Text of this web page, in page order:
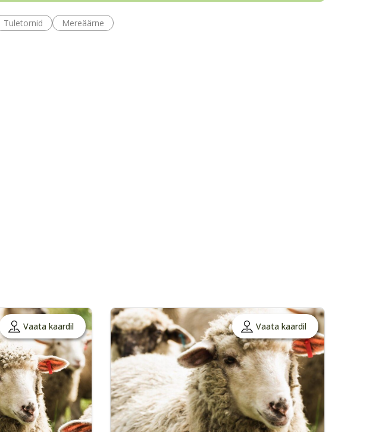
Tuletornid Mereäärne
Vaata kaardil Vaata kaardil